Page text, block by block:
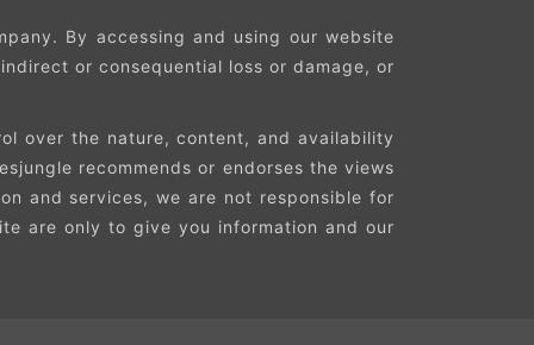
By accessing and using our website
or consequential loss or damage, or
over the nature, content, and availability
recommends or endorses the views
and services, we are not responsible for
are only to give you information and our